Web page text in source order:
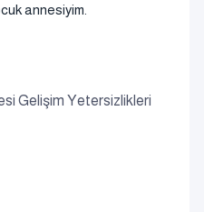
annesiyim.
Gelişim Yetersizlikleri